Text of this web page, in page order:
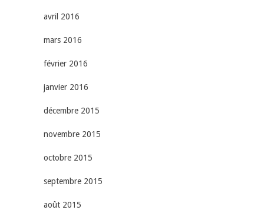
avril 2016
mars 2016
février 2016
janvier 2016
décembre 2015
novembre 2015
octobre 2015
septembre 2015
août 2015